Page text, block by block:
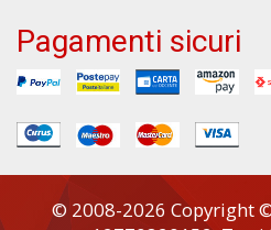
Pagamenti sicuri
© 2008-2026 Copyright ©